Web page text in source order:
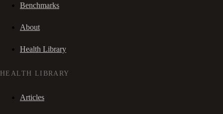
Benchmarks
About
Health Library
HEALTH LIBRARY
Articles